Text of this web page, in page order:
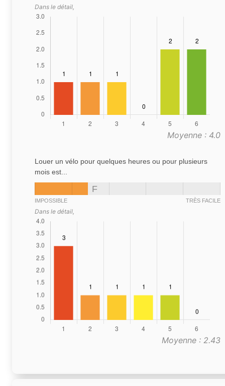
Dans le détail,
Moyenne : 4.0
Louer un vélo pour quelques heures ou pour plusieurs
mois est...
F
IMPOSSIBLE TRÈS FACILE
Dans le détail,
Moyenne : 2.43